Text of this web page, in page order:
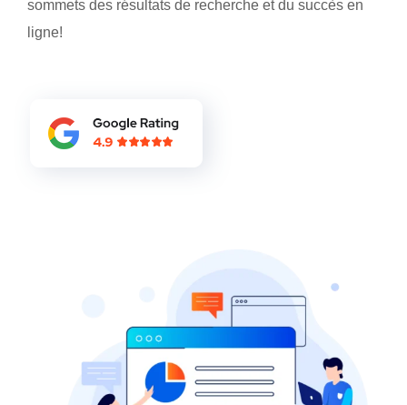
sommets des résultats de recherche et du succès en
ligne!